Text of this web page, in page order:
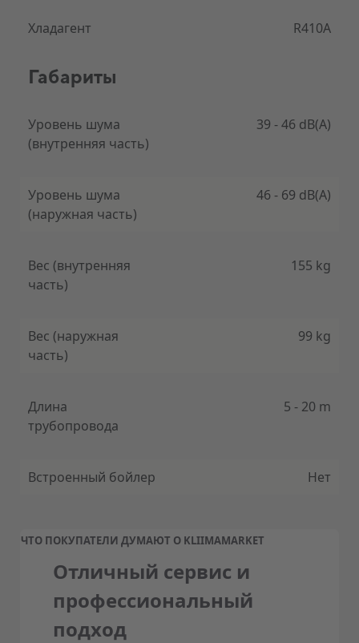
экономичного обогрева.
Связь
Встроенное приложение IO-Homecontrol®
насосом с помощью смартфона или
планшета.
Мониторинг устройства в реальном времени.
Просматривайте и оптимизируйте свое
ежедневное потребление энергии.
Пульт дистанционного управления Atlantic
насоса.
Интуитивно понятный интерфейс упрощает
использование.
пользователем.
Хладагент R410A
Габариты
Уровень шума
(внутренняя часть)
39 - 46 dB(A)
Уровень шума
(наружная часть)
46 - 69 dB(A)
Вес (внутренняя
часть)
155 kg
Вес (наружная
часть)
99 kg
Длина
трубопровода
5 - 20 m
Встроенный бойлер Нет
ЧТО ПОКУПАТЕЛИ ДУМАЮТ О KLIIMAMARKET
Отличный сервис и
профессиональный
подход